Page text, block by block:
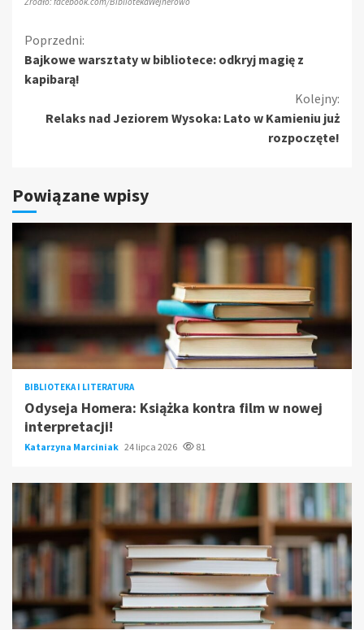
Kontynuuj
czytanie
Poprzedni:
Bajkowe warsztaty w bibliotece: odkryj magię z
kapibarą!
Kolejny:
Relaks nad Jeziorem Wysoka: Lato w Kamieniu już
rozpoczęte!
Powiązane wpisy
BIBLIOTEKA I LITERATURA
Odyseja Homera: Książka kontra film w nowej
interpretacji!
Katarzyna Marciniak 24 lipca 2026 81